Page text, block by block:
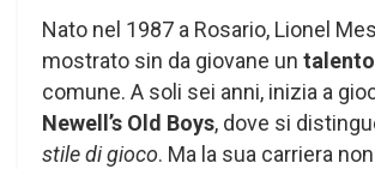
Nato nel 1987 a Rosario, Lionel
mostrato sin da giovane un talento
comune. A soli sei anni, inizia a
Newell’s Old Boys, dove si
stile di gioco. Ma la sua carriera